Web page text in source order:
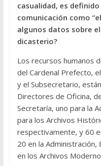
casualidad, es
comunicación como
algunos datos sobre
dicasterio?
Los recursos humanos
del Cardenal Prefecto,
y el Subsecretario,
Directores de Oficina,
Secretaría, uno para la
para los Archivos
respectivamente, y 60
20 en la
en los Archivos